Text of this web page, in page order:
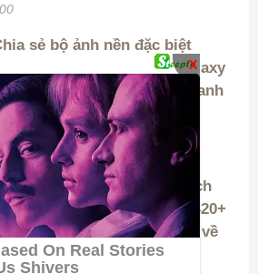
sẻ bộ ảnh nền đặc biệt
dành riêng cho Samsung Galaxy
S20+ và S20 Ultra, mời anh
Chia sẻ bộ ảnh nền được trích
từ Galaxy S20, Galaxy S20+
S20 Ultra, mời anh em tải về
X